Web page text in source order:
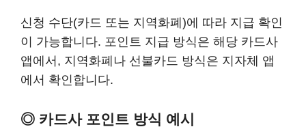
신청 수단(카드 또는 지역화폐)에 따라 지급 확인
이 가능합니다. 포인트 지급 방식은 해당 카드사
앱에서, 지역화폐나 선불카드 방식은 지자체 앱
에서 확인합니다.
◎ 카드사 포인트 방식 예시